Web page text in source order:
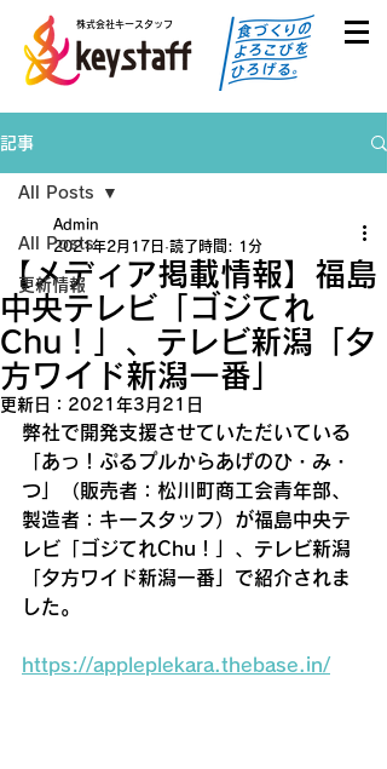
株式会社キースタッフ
記事
All Posts
更新情報
All Posts
【メディア掲載情報】福島
中央テレビ「ゴジてれ
Chu！」、テレビ新潟「夕
方ワイド新潟一番」
Admin
2021年2月17日 読了時間: 1分
更新日： 2021年3月21日
弊社で開発支援させていただいている
「あっ！ぷるプルからあげのひ・み・
つ」（販売者：松川町商工会青年部、
製造者：キースタッフ）が福島中央テ
レビ「ゴジてれChu！」、テレビ新潟
「夕方ワイド新潟一番」で紹介されま
した。
https://appleplekara.thebase.in/